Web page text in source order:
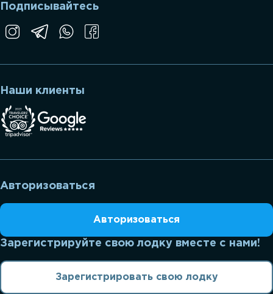
Наши клиенты
Подписывайтесь
Авторизоваться
Авторизоваться
Зарегистрируйте свою лодку вместе с нами!
Зарегистрировать свою лодку